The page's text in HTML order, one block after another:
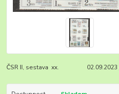
ČSR II, sestava xx. 02.09.2023